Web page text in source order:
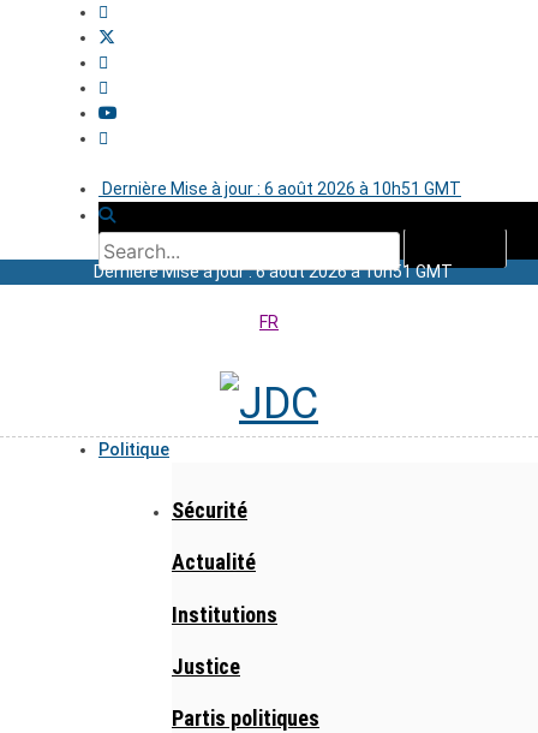
Dernière Mise à jour : 6 août 2026 à 10h51 GMT
Dernière Mise à jour : 6 août 2026 à 10h51 GMT
FR
Politique
Sécurité
Actualité
Institutions
Justice
Partis politiques